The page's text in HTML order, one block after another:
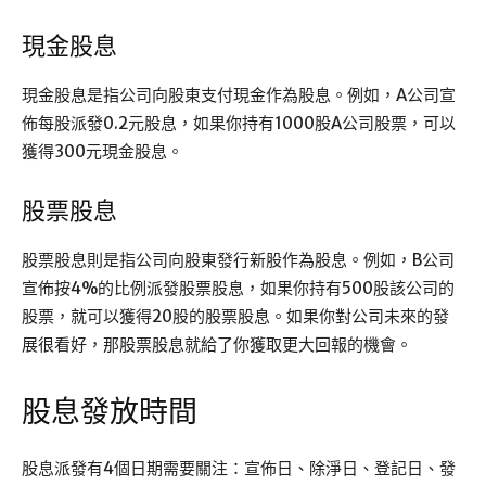
現金股息
現金股息是指公司向股東支付現金作為股息。例如，A公司宣
佈每股派發0.2元股息，如果你持有1000股A公司股票，可以
獲得300元現金股息。
股票股息
股票股息則是指公司向股東發行新股作為股息。例如，B公司
宣佈按4%的比例派發股票股息，如果你持有500股該公司的
股票，就可以獲得20股的股票股息。如果你對公司未來的發
展很看好，那股票股息就給了你獲取更大回報的機會。
股息發放時間
股息派發有4個日期需要關注：宣佈日、除淨日、登記日、發